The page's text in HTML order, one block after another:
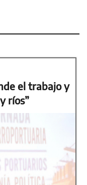
el trabajo y
ríos”